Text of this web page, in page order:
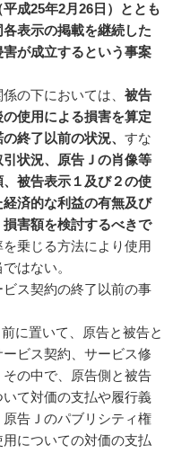
平成25年2月26 日）ととも
表示の掲載を継続した
が成立するという事案
下においては、 被告
使用による損害を算定
終了以前の状況、 すな
状況、原告Ｊの肖像等
被告表示１及び２の使
済的な利益の有無及び
害額を検討するべきで
乗じる方法により使用
はない。
ス契約の終了以前の事
置いて、原告と被告と
ビス契約、サービス修
の中で、原告側と被告
て対価の支払や履行義
告Ｊのパブリシティ権
についての対価の支払